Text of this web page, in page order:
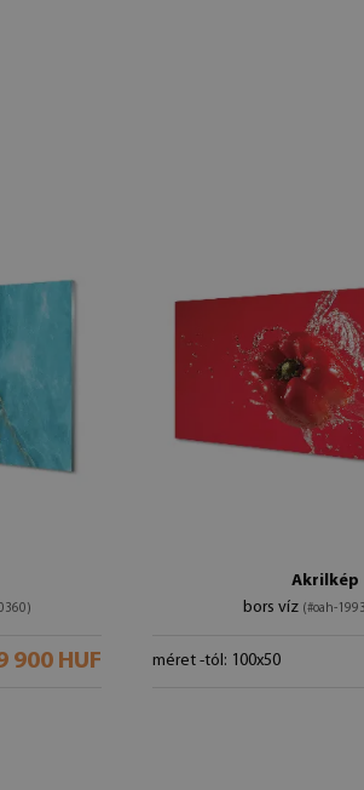
900 HUF
Akrilkép
bors víz (#oah-
méret -tól: 100x50